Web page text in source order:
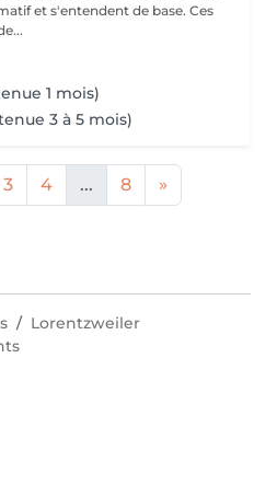
et s'entendent de base. Ces
1 mois)
3 à 5 mois)
3 4 ... 8 »
Lorentzweiler